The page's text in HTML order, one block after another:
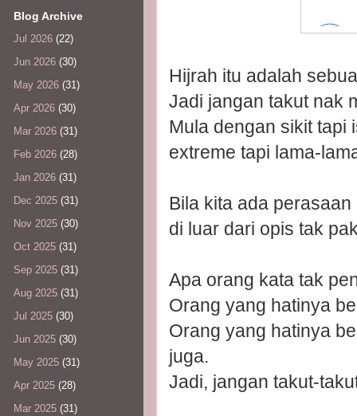
Hijrah itu adalah
Jadi jangan takut nak
Mula dengan sikit tapi
extreme tapi lama-
Bila kita ada
di luar dari opis tak
Apa orang kata tak
Orang yang hatinya
Orang yang hatinya
juga.
Jadi, jangan takut-
Blog Archive
Jul 2026 (22)
Jun 2026 (30)
May 2026 (31)
Apr 2026 (30)
Mar 2026 (31)
Feb 2026 (28)
Jan 2026 (31)
Dec 2025 (31)
Nov 2025 (30)
Oct 2025 (31)
Sep 2025 (31)
Aug 2025 (31)
Jul 2025 (30)
Jun 2025 (30)
May 2025 (31)
Apr 2025 (28)
Mar 2025 (31)